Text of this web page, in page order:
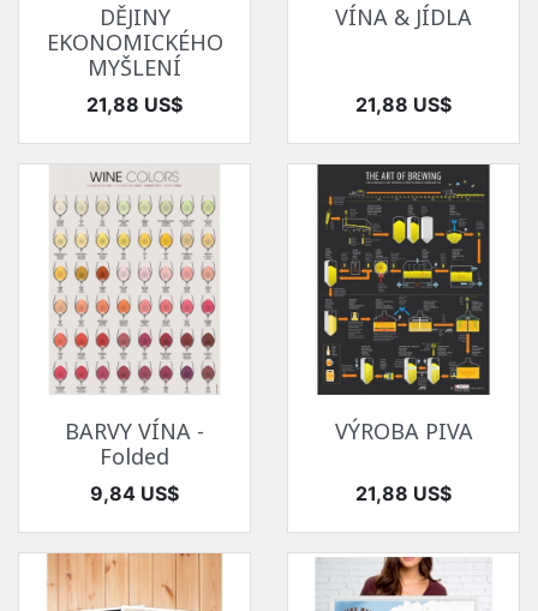
DĚJINY
EKONOMICKÉHO
MYŠLENÍ
Cena
21,88 US$
VÍNA & JÍDLA
Cena
21,88 US$
BARVY VÍNA -
Folded
Cena
9,84 US$
VÝROBA PIVA
Cena
21,88 US$